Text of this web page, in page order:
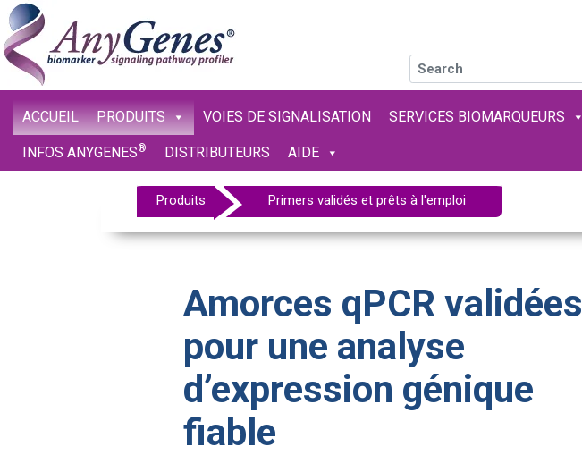
ACCUEIL PRODUITS VOIES DE SIGNALISATION SERVICES BIOMARQUEURS
INFOS ANYGENES® DISTRIBUTEURS AIDE
Produits Primers validés et prêts à l'emploi
Amorces qPCR validées
pour une analyse
d’expression génique
fiable